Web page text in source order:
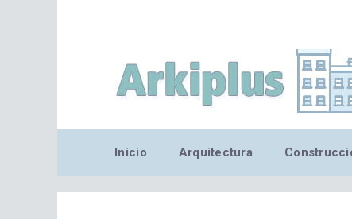
Inicio Arquitectura